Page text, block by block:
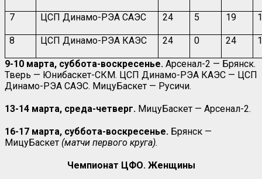
7 ЦСП Динамо-РЭА САЭС 24 5 19
8 ЦСП Динамо-РЭА КАЭС 24 0 24
9-10 марта, суббота-воскресенье. Арсенал-2 — Брянск.
Тверь — Юнибаскет-СКМ. ЦСП Динамо-РЭА КАЭС — ЦСП
Динамо-РЭА САЭС. МицуБаскет — Русичи.
13-14 марта, среда-четверг. МицуБаскет — Арсенал-2.
16-17 марта, суббота-воскресенье. Брянск —
МицуБаскет (матчи первого круга).
Чемпионат ЦФО. Женщины